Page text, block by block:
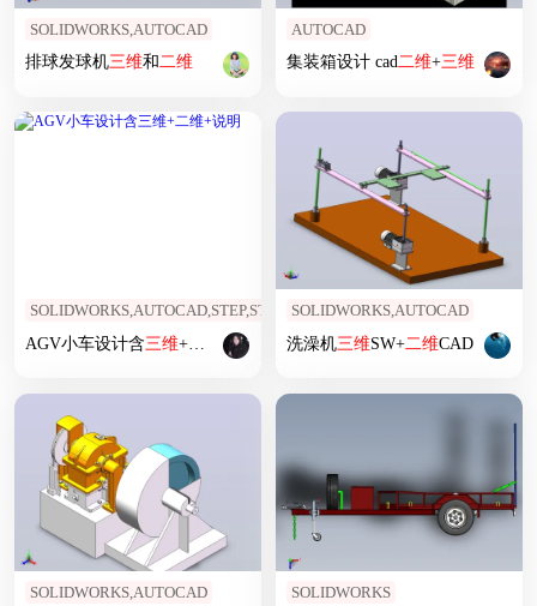
SOLIDWORKS,AUTOCAD
排球发球机三维和二维
AUTOCAD
集装箱设计 cad二维+三维
SOLIDWORKS,AUTOCAD,STEP,STP
AGV小车设计含三维+二维 +说明
SOLIDWORKS,AUTOCAD
洗澡机三维SW+二维CAD
SOLIDWORKS,AUTOCAD SOLIDWORKS